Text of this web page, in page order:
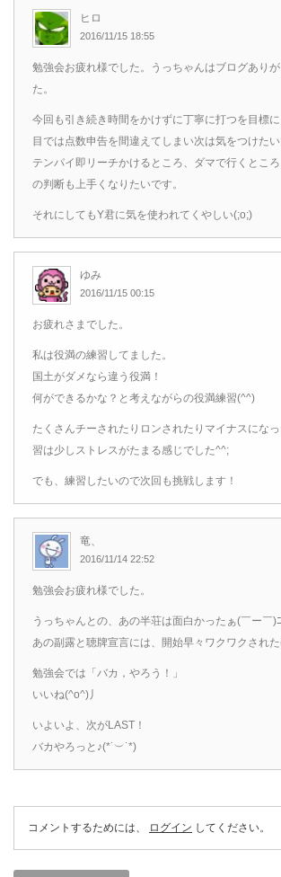
ヒロ
2016/11/15 18:55
勉強会お疲れ様でした。うっちゃんはブログあり
た。
今回も引き続き時間をかけずに丁寧に打つを目標
目では点数申告を間違えてしまい次は気をつけたい
テンパイ即リーチかけるところ、ダマで行くとこ
の判断も上手くなりたいです。
それにしてもY君に気を使われてくやしい(;o;)
ゆみ
2016/11/15 00:15
お疲れさまでした。
私は役満の練習してました。
国土がダメなら違う役満！
何ができるかな？と考えながらの役満練習(^^)
たくさんチーされたりロンされたりマイナスにな
習は少しストレスがたまる感じでした^^;
でも、練習したいので次回も挑戦します！
竜、
2016/11/14 22:52
勉強会お疲れ様でした。
うっちゃんとの、あの半荘は面白かったぁ(￣ー￣)
あの副露と聴牌宣言には、開始早々ワクワクされた
勉強会では「バカ，やろう！」
いいね(^o^)丿
いよいよ、次がLAST！
バカやろっと♪(*˙︶˙*)
コメントするためには、 ログイン してください。